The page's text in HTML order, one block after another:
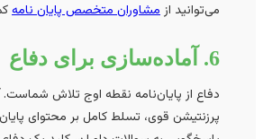
می‌توانید ازمشاوران متخصص پایان نامهکمک
دفاع از پایان‌نامه نقطه اوج تلاش شماست.
پرزنتیشن قوی، تسلط کامل بر محتوای پایان‌نامه